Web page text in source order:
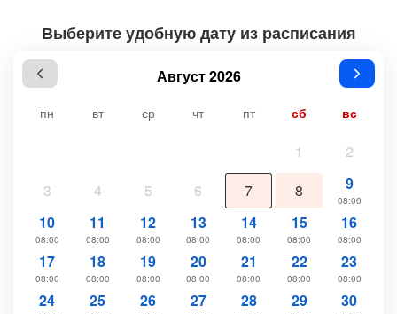
Выберите удобную дату из расписания
Август 2026
пн вт ср чт пт сб вс
1
2
3
4 5 6 7 8 9
08:00
10
08:00
11
08:00
12
08:00
13
08:00
14
08:00
15
08:00
16
08:00
17
08:00
18
08:00
19
08:00
20
08:00
21
08:00
22
08:00
23
08:00
24 25 26 27 28 29 30